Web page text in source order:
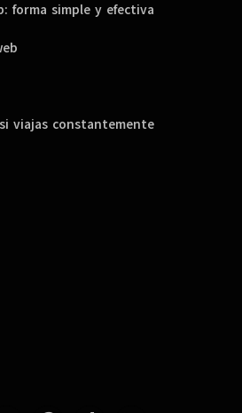
forma simple y efectiva
viajas constantemente